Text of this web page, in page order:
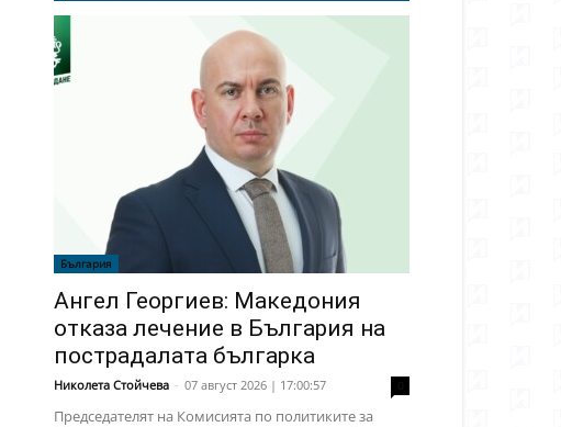
България
Ангел Георгиев: Македония
отказа лечение в България на
пострадалата българка
Николета Стойчева - 07 август 2026 | 17:00:57
Председателят на Комисията по политиките за